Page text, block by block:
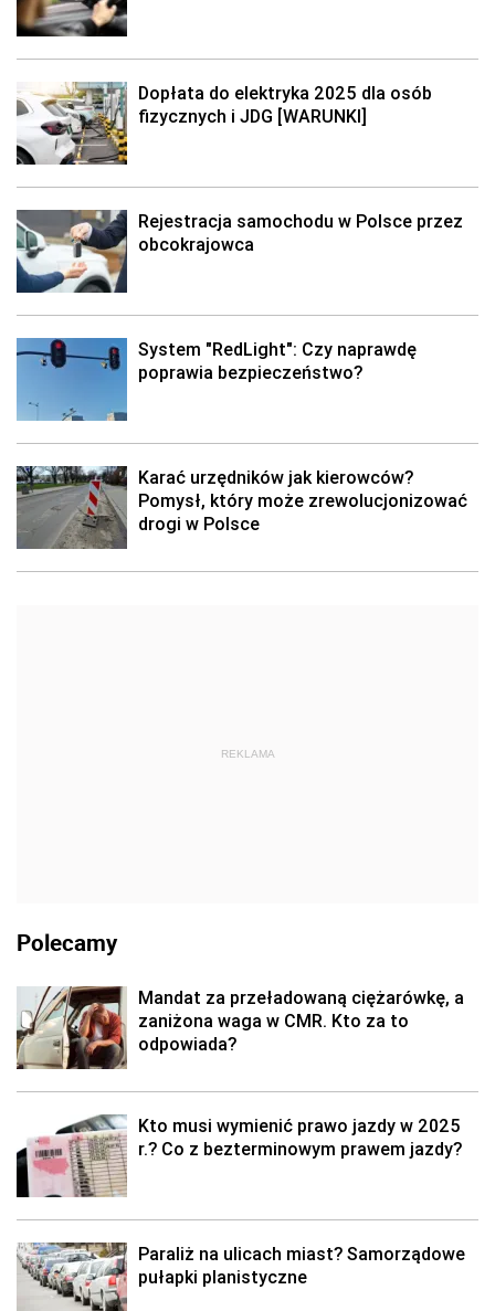
Dopłata do elektryka 2025 dla osób
fizycznych i JDG [WARUNKI]
Rejestracja samochodu w Polsce przez
obcokrajowca
System "RedLight": Czy naprawdę
poprawia bezpieczeństwo?
Karać urzędników jak kierowców?
Pomysł, który może zrewolucjonizować
drogi w Polsce
REKLAMA
Polecamy
Mandat za przeładowaną ciężarówkę, a
zaniżona waga w CMR. Kto za to
odpowiada?
Kto musi wymienić prawo jazdy w 2025
r.? Co z bezterminowym prawem jazdy?
Paraliż na ulicach miast? Samorządowe
pułapki planistyczne